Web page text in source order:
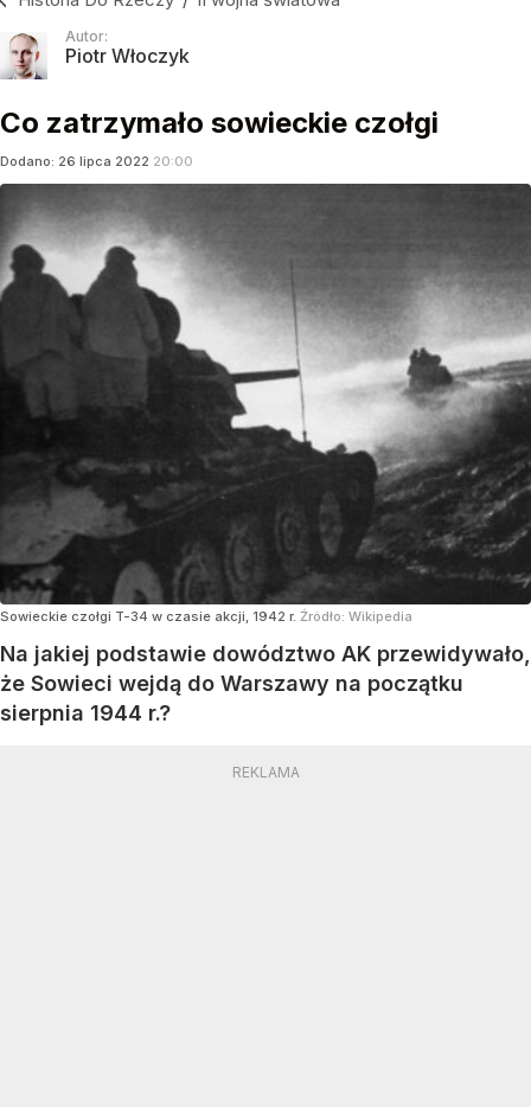
Autor:
Piotr Włoczyk
Co zatrzymało sowieckie czołgi
Dodano: 26 lipca 2022 20:00
Sowieckie czołgi T-34 w czasie akcji, 1942 r. Źródło: Wikipedia
Na jakiej podstawie dowództwo AK przewidywało,
że Sowieci wejdą do Warszawy na początku
sierpnia 1944 r.?